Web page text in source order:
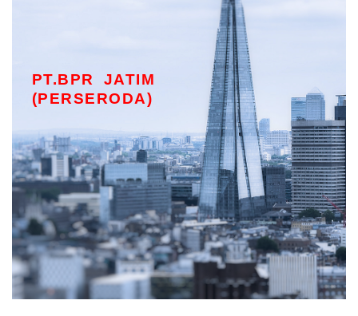
PT.BPR JATIM
(PERSERODA)